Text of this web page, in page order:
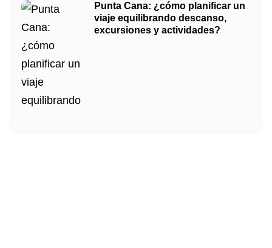
Punta Cana: ¿cómo planificar un
viaje equilibrando descanso,
excursiones y actividades?